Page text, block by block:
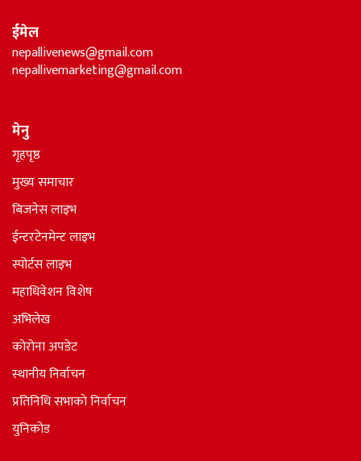
ईमेल
nepallivenews@gmail.com
nepallivemarketing@gmail.com
मेनु
गृहपृष्ठ
मुख्य समाचार
बिजनेस लाइभ
ईन्टरटेनमेन्ट लाइभ
स्पोर्टस लाइभ
महाधिवेशन विशेष
अभिलेख
कोरोना अपडेट
स्थानीय निर्वाचन
प्रतिनिधि सभाकाे निर्वाचन
युनिकोड